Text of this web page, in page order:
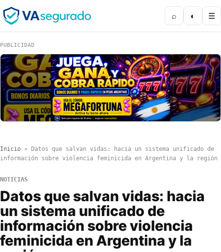
⌕ ◐ ☰
PUBLICIDAD
Inicio »
Datos que salvan vidas: hacia un sistema unificado de
información sobre violencia feminicida en Argentina y la región
NOTICIAS
Datos que salvan vidas: hacia
un sistema unificado de
información sobre violencia
feminicida en Argentina y la